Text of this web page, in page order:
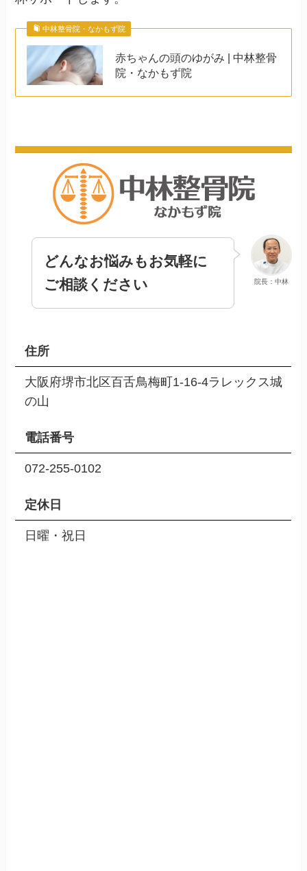
中林整骨院・なかもず院
赤ちゃんの頭のゆがみ | 中林整骨
院・なかもず院
院長：中林
どんなお悩みもお気軽に
ご相談ください
住所
大阪府堺市北区百舌鳥梅町1-16-4ラレックス城
の山
電話番号
072-255-0102
定休日
日曜・祝日